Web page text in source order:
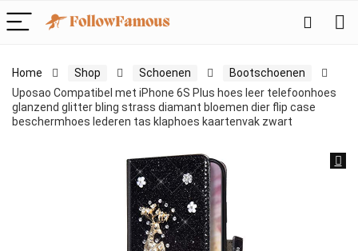
Home Shop Schoenen
Bootschoenen
Uposao Compatibel met iPhone 6S Plus hoes leer telefoonhoes
glanzend glitter bling strass diamant bloemen dier flip case
beschermhoes lederen tas klaphoes kaartenvak zwart